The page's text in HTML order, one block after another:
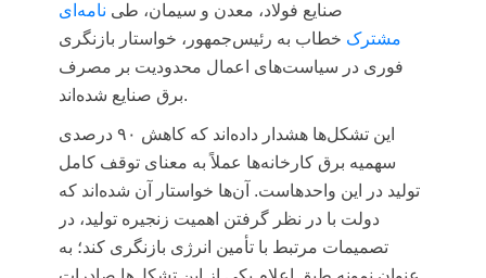
صنایع فولاد، معدن و سیمان، طی نامه‌ای
مشترک خطاب به رئیس‌جمهور، خواستار بازنگری
فوری در سیاست‌های اعمال محدودیت بر مصرف
برق صنایع شده‌اند.
این تشکل‌ها هشدار داده‌اند که کاهش ۹۰ درصدی
سهمیه برق کارخانه‌ها عملاً به معنای توقف کامل
تولید در این واحدهاست. آن‌ها خواستار آن شده‌اند که
دولت با در نظر گرفتن اهمیت زنجیره تولید، در
تصمیمات مرتبط با تأمین انرژی بازنگری کند؛ به